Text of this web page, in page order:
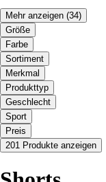
Mehr anzeigen (34)
Größe
Farbe
Sortiment
Merkmal
Produkttyp
Geschlecht
Sport
Preis
201 Produkte anzeigen